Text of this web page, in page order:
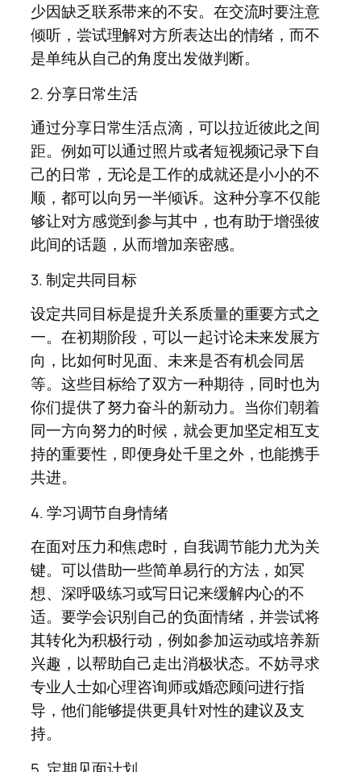
少因缺乏联系带来的不安。在交流时要注意
倾听，尝试理解对方所表达出的情绪，而不
是单纯从自己的角度出发做判断。
2. 分享日常生活
通过分享日常生活点滴，可以拉近彼此之间
距。例如可以通过照片或者短视频记录下自
己的日常，无论是工作的成就还是小小的不
顺，都可以向另一半倾诉。这种分享不仅能
够让对方感觉到参与其中，也有助于增强彼
此间的话题，从而增加亲密感。
3. 制定共同目标
设定共同目标是提升关系质量的重要方式之
一。在初期阶段，可以一起讨论未来发展方
向，比如何时见面、未来是否有机会同居
等。这些目标给了双方一种期待，同时也为
你们提供了努力奋斗的新动力。当你们朝着
同一方向努力的时候，就会更加坚定相互支
持的重要性，即便身处千里之外，也能携手
共进。
4. 学习调节自身情绪
在面对压力和焦虑时，自我调节能力尤为关
键。可以借助一些简单易行的方法，如冥
想、深呼吸练习或写日记来缓解内心的不
适。要学会识别自己的负面情绪，并尝试将
其转化为积极行动，例如参加运动或培养新
兴趣，以帮助自己走出消极状态。不妨寻求
专业人士如心理咨询师或婚恋顾问进行指
导，他们能够提供更具针对性的建议及支
持。